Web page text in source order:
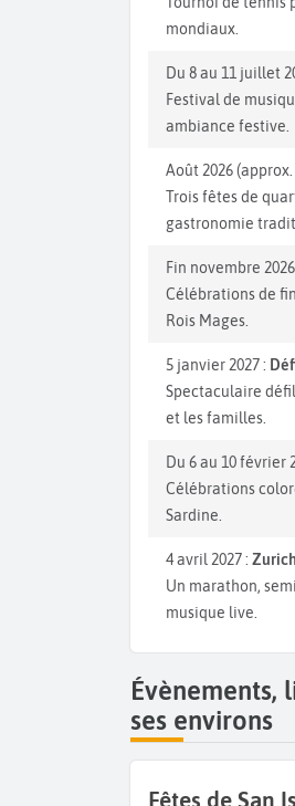
mondiaux.
Du 8 au 11 juillet
Festival de
ambiance festive.
Août 2026 (approx.
Trois fêtes de
gastronomie
Fin novembre
Célébrations de
Rois Mages.
5 janvier 2027 :
Spectaculaire
et les familles.
Du 6 au 10 février
Célébrations
Sardine.
4 avril 2027 :
Un marathon,
musique live.
Évènements,
ses environs
Fêtes de San